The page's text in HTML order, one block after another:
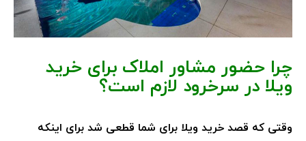
چرا حضور مشاور املاک برای خرید
ویلا در سرخرود لازم است؟
وقتی که قصد خرید ویلا برای شما قطعی شد برای اینکه